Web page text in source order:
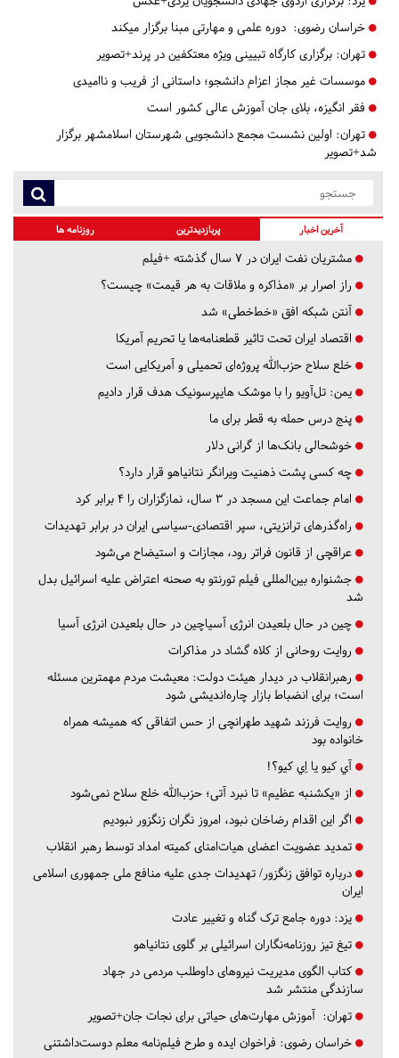
خراسان رضوی: دوره علمی و مهارتی مبنا برگزار میکند
تهران: برگزاری کارگاه تبیینی ویژه معتکفین در پرند+تصویر
موسسات غیر مجاز اعزام دانشجو؛ داستانی از فریب و ناامیدی
فقر انگیزه، بلای جان آموزش عالی کشور است
تهران: اولین نشست مجمع دانشجویی شهرستان اسلامشهر برگزار
شد+تصویر
آخرین اخبار پربازدیدترین روزنامه ها
مشتریان نفت ایران در ۷ سال گذشته +فیلم
راز اصرار بر «مذاکره و ملاقات به هر قیمت» چیست؟
آنتن شبکه افق «خط‌خطی» شد
اقتصاد ایران تحت تاثیر قطعنامه‌ها یا تحریم‌ آمریکا
خلع سلاح حزب‌الله پروژه‌ای تحمیلی و آمریکایی است
یمن: تل‌آویو را با موشک هایپرسونیک هدف قرار دادیم
پنج درس‌ حمله به قطر برای ما
خوشحالی بانک‌ها از گرانی دلار
چه کسی پشت ذهنیت ویرانگر نتانیاهو قرار دارد؟
امام جماعت این مسجد در ۳ سال، نمازگزاران را ۴ برابر کرد
راه‌گذرهای ترانزیتی، سپر اقتصادی-سیاسی ایران در برابر تهدیدات
عراقچی از قانون فراتر رود، مجازات و استیضاح می‌شود
جشنواره بین‌المللی فیلم تورنتو به صحنه اعتراض علیه اسرائیل بدل
شد
چین در حال بلعیدن انرژی آسیاچین در حال بلعیدن انرژی آسیا
روایت روحانی از کلاه گشاد در مذاکرات
رهبرانقلاب در دیدار هیئت دولت: معیشت مردم مهمترین مسئله
است؛ برای انضباط بازار چاره‌اندیشی شود
روایت فرزند شهید طهرانچی از حس اتفاقی که همیشه همراه
خانواده بود
آي كيو يا اِي كيو؟!
از «یکشنبه عظیم» تا نبرد آتی؛ حزب‌الله خلع سلاح نمی‌شود
اگر این اقدام رضاخان نبود، امروز نگران زنگزور نبودیم
تمدید عضویت اعضای هیات‌امنای کمیته امداد توسط رهبر انقلاب
درباره توافق زنگزور/ تهدیدات جدی علیه منافع ملی جمهوری اسلامی
ایران
یزد: دوره جامع ترک گناه و تغییر عادت
تیغ تیز روزنامه‌نگاران اسرائیلی بر گلوی نتانیاهو
کتاب الگوی مدیریت نیروهای داوطلب مردمی در جهاد
سازندگی منتشر شد
تهران: آموزش مهارت‌های حیاتی برای نجات جان+تصویر
خراسان رضوی: فراخوان ایده و طرح فیلم‌نامه معلم دوست‌داشتنی